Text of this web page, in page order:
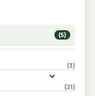
(5)
(3)
(21)